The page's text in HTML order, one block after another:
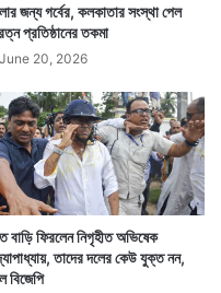
জন্য গর্বের, কলকাতার সংস্থা পেল
প্রতিষ্ঠানের তকমা
June 20, 2026
বাড়ি ফিরলেন নিগৃহীত অভিষেক
তাদের দলের কেউ যুক্ত নন,
বিজেপি